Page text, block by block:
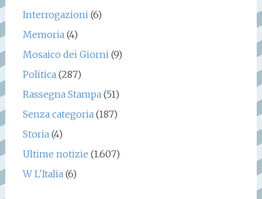
Interrogazioni (6)
Memoria (4)
Mosaico dei Giorni (9)
Politica (287)
Rassegna Stampa (51)
Senza categoria (187)
Storia (4)
Ultime notizie (1.607)
W L'Italia (6)